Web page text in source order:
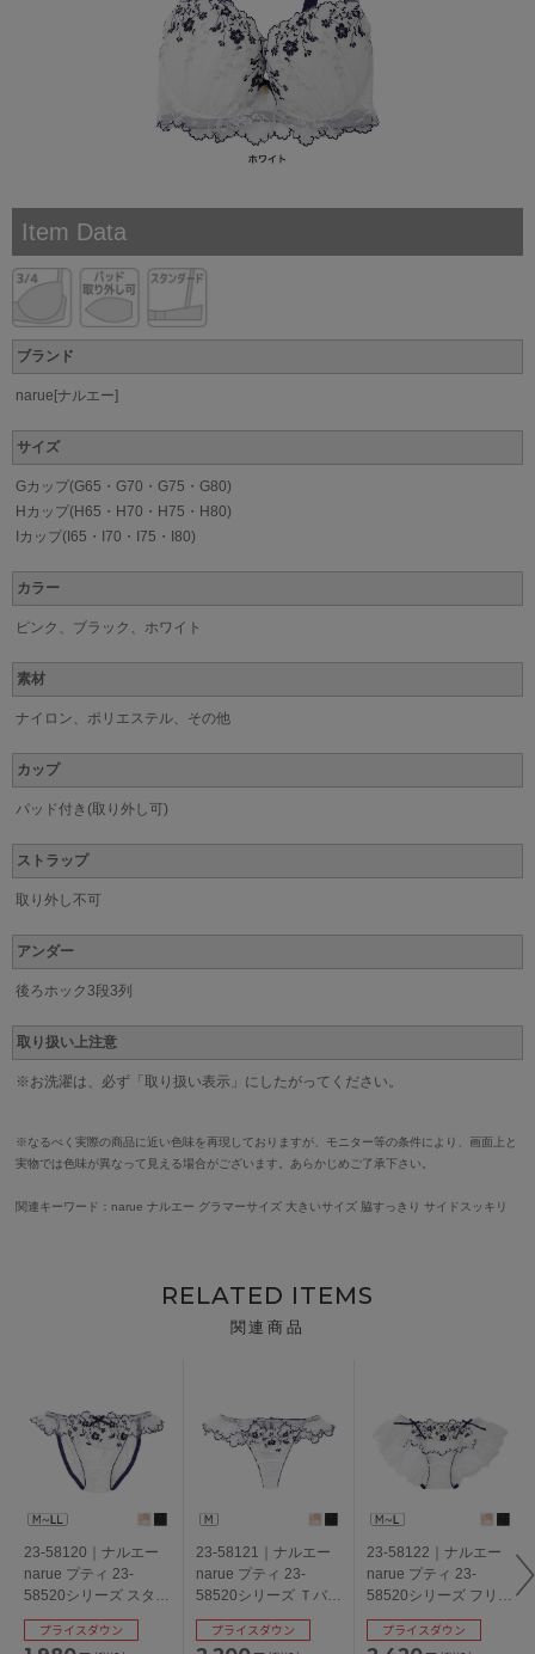
Item Data
ブランド
narue[ナルエー]
サイズ
Gカップ(G65・G70・G75・G80)
Hカップ(H65・H70・H75・H80)
Iカップ(I65・I70・I75・I80)
カラー
ピンク、ブラック、ホワイト
素材
ナイロン、ポリエステル、その他
カップ
パッド付き(取り外し可)
ストラップ
取り外し不可
アンダー
後ろホック3段3列
取り扱い上注意
※お洗濯は、必ず「取り扱い表示」にしたがってください。
※なるべく実際の商品に近い色味を再現しておりますが、モニター等の条件により、画面上と
実物では色味が異なって見える場合がございます。あらかじめご了承下さい。
関連キーワード：narue ナルエー グラマーサイズ 大きいサイズ 脇すっきり サイドスッキリ
RELATED ITEMS
関連商品
23-58120｜ナルエー
narue プティ 23-
58520シリーズ スタン
ダードショーツ
M/L/LL
プライスダウン
23-58121｜ナルエー
narue プティ 23-
58520シリーズ Ｔバッ
クショーツ M
プライスダウン
23-58122｜ナルエー
narue プティ 23-
58520シリーズ フリル
ショーツ M/L
プライスダウン